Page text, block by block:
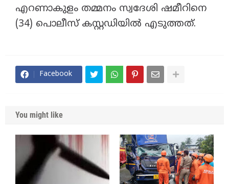
എറണാകുളം തമ്മനം സ്വദേശി ഷമീറിനെ
(34) പൊലീസ് കസ്റ്റഡിയിൽ എടുത്തത്.
Facebook
You might like